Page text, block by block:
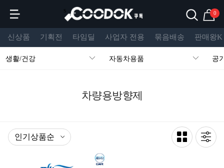
s 0
신상품 기획전 타임딜 사업자 전용 묶음배송 판매왕K
생활/건강 자동차용품 공
차량용방향제